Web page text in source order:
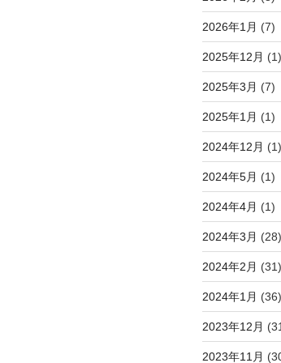
2026年1月 (7)
2025年12月 (1)
2025年3月 (7)
2025年1月 (1)
2024年12月 (1)
2024年5月 (1)
2024年4月 (1)
2024年3月 (28)
2024年2月 (31)
2024年1月 (36)
2023年12月
2023年11月